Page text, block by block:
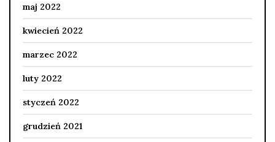
maj 2022
kwiecień 2022
marzec 2022
luty 2022
styczeń 2022
grudzień 2021